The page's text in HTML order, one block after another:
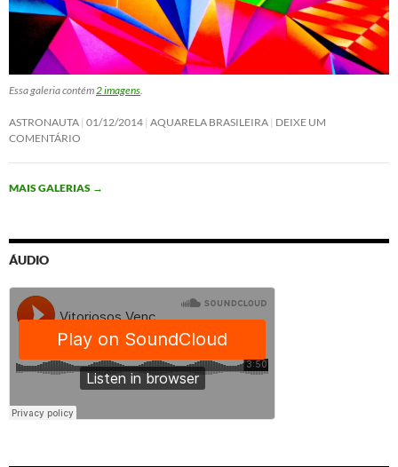
Essa galeria contém 2 imagens
ASTRONAUTA 01/12/2014 AQUARELA BRASILEIRA DEIXE UM
COMENTÁRIO
MAIS GALERIAS →
ÁUDIO